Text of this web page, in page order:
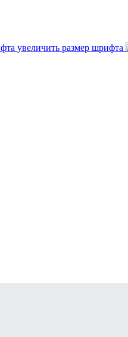
увеличить размер шрифта